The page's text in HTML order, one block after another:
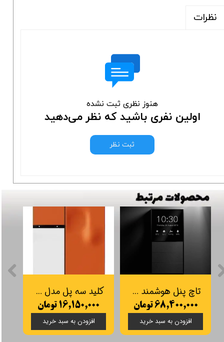
نظرات
هنوز نظری ثبت نشده
اولین نفری باشید که نظر می‌دهید
ثبت نظر
کلید سه پل مدل Defy هوشمند اورویبو Orvibo | کلید Orvibo Defy Smart Switch
۱۶,۱۵۰,۰۰۰ تومان
افزودن به سبد خرید
تاچ پنل هوشمند orvibo مدل Mixpad S خاکستری
۶۸,۴۰۰,۰۰۰ تومان
افزودن به سبد خرید